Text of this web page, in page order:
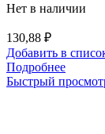
Нет в наличии
130,88 ₽
Добавить в
Подробнее
Быстрый